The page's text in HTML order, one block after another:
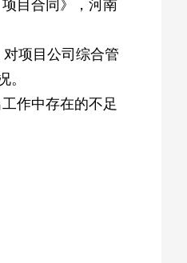
目合同》，河南
项目公司综合管
。
作中存在的不足